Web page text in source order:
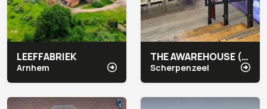
LEEFFABRIEK
Arnhem
THE AWAREHOUSE (INTERFACE)
Scherpenzeel